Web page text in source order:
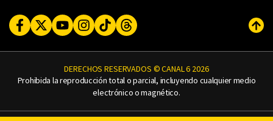
FacebookTwitterYoutubeInstagram
TikTokThreads
DERECHOS RESERVADOS © CANAL 6 2026
Prohibida la reproducción total o parcial, incluyendo cualquier medio
electrónico o magnético.